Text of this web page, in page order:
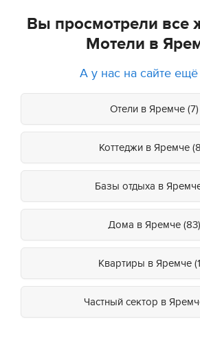
Вы просмотрели все
Мотели в
А у нас на сайте ещё
Отели в Яремче (7)
Коттеджи в Яремче
Базы отдыха в
Дома в Яремче (83)
Квартиры в Яремче
Частный сектор в